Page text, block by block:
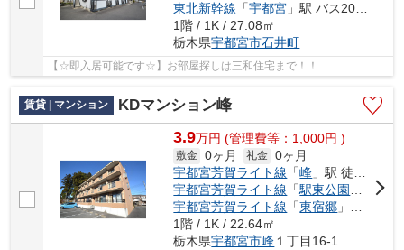
東北新幹線 「宇都宮 」駅 バス20分 「岡新田」 停歩5分
1階 / 1K / 27.08㎡
栃木県宇都宮市石井町
【☆即入居可能です☆】お部屋探しは三和住宅まで！！
賃貸 | マンション KDマンション峰
3.9万円 (管理費等：1,000円 )
敷金 0ヶ月 礼金 0ヶ月
宇都宮芳賀ライト線 「峰 」駅 徒歩10分
宇都宮芳賀ライト線 「駅東公園前
」駅
宇都宮芳賀ライト線 「東宿郷 」駅 徒歩17分
1階 / 1K / 22.64㎡
栃木県宇都宮市峰１丁目16-1